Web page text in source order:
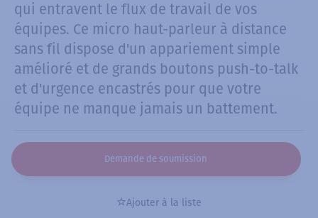
qui entravent le flux de travail de vos
équipes. Ce micro haut-parleur à distance
sans fil dispose d'un appariement simple
amélioré et de grands boutons push-to-talk
et d'urgence encastrés pour que votre
équipe ne manque jamais un battement.
Demande de soumission
Ajouter à la liste